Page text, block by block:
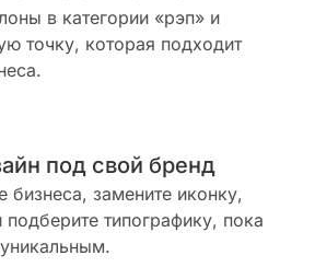
в категории «рэп» и
точку, которая подходит
под свой бренд
бизнеса, замените иконку,
подберите типографику, пока